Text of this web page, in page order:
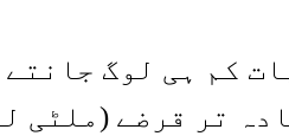
کم ہی لوگ
43 کروڑ ڈالر ہے لیکن زیادہ